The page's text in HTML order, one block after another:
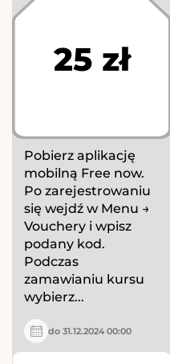
25 zł
Pobierz aplikację
mobilną Free now.
Po zarejestrowaniu
się wejdź w Menu →
Vouchery i wpisz
podany kod.
Podczas
zamawianiu kursu
wybierz...
do 31.12.2024 00:00